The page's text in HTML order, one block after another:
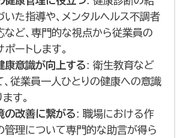
いた指導や、メンタルヘルス不調者
など、専門的な視点から従業員の
ートします。
康意識が向上する : 衛生教育など
、従業員一人ひとりの健康への意識
す。
の改善に繋がる : 職場における作
管理について専門的な助言が得ら